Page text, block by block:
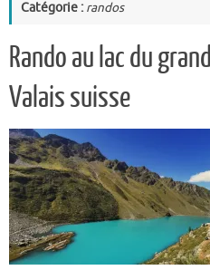
Catégorie : randos
Rando au lac du
Valais suisse